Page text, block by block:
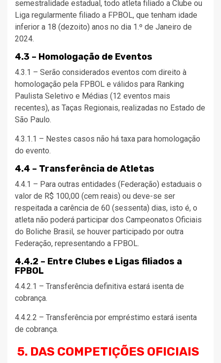
semestralidade estadual, todo atleta filiado a Clube ou
Liga regularmente filiado a FPBOL, que tenham idade
inferior a 18 (dezoito) anos no dia 1.º de Janeiro de
2024.
4.3 – Homologação de Eventos
4.3.1 – Serão considerados eventos com direito à
homologação pela FPBOL e válidos para Ranking
Paulista Seletivo e Médias (12 eventos mais
recentes), as Taças Regionais, realizadas no Estado de
São Paulo.
4.3.1.1 – Nestes casos não há taxa para homologação
do evento.
4.4 – Transferência de Atletas
4.4.1 – Para outras entidades (Federação) estaduais o
valor de R$ 100,00 (cem reais) ou deve-se ser
respeitada a carência de 60 (sessenta) dias, isto é, o
atleta não poderá participar dos Campeonatos Oficiais
do Boliche Brasil, se houver participado por outra
Federação, representando a FPBOL.
4.4.2 – Entre Clubes e Ligas filiados a
FPBOL
4.4.2.1 – Transferência definitiva estará isenta de
cobrança.
4.4.2.2 – Transferência por empréstimo estará isenta
de cobrança.
5. DAS COMPETIÇÕES OFICIAIS